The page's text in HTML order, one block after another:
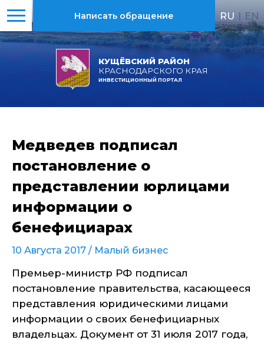
КУЩЁВСКИЙ РАЙОН
КРАСНОДАРСКОГО КРАЯ
ИНВЕСТИЦИОННЫЙ ПОРТАЛ
Написать обращение RU | EN
Медведев подписал
постановление о
представлении юрлицами
информации о
бенефициарах
10 Августа 2017 / Малый бизнес
Премьер-министр РФ подписал
постановление правительства, касающееся
представления юридическими лицами
информации о своих бенефициарных
владельцах. Документ от 31 июля 2017 года,